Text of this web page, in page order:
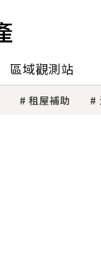
區域觀測站
租屋補助